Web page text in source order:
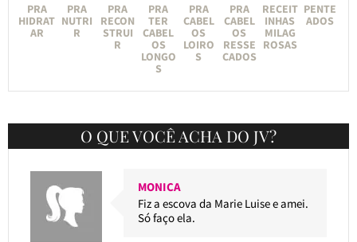
PRA
HIDRAT
AR
PRA
NUTRI
R
PRA
RECON
STRUI
R
PRA
TER
CABEL
OS
LONGO
S
PRA
CABEL
OS
LOIRO
S
PRA
CABEL
OS
RESSE
CADOS
RECEIT
INHAS
MILAG
ROSAS
PENTE
ADOS
O QUE VOCÊ ACHA DO JV?
MONICA
Fiz a escova da Marie Luise e amei.
Só faço ela.